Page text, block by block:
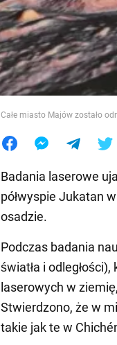
Jedzenie
Całe miasto Majów zostało
Badania laserowe
półwyspie Jukatan
osadzie.
Podczas badania
światła i
laserowych w
Stwierdzono, że w
takie jak te w